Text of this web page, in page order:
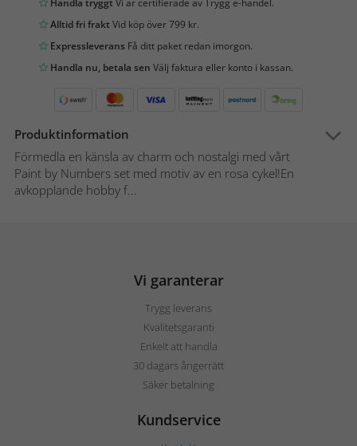
Handla tryggtVi är certifierade av Trygg e-handel.
Alltid fri fraktVid köp över 799 kr.
Expressleverans Få ditt paket redan imorgon.
Handla nu, betala sen Välj faktura eller konto i kassan.
Produktinformation
Förmedla en känsla av charm och nostalgi med vårt
Paint by Numbers set med motiv av en rosa cykel!En
avkopplande hobby f...
Vi garanterar
Trygg leverans
Kvalitetsgaranti
Enkelt att handla
30 dagars ångerrätt
Säker betalning
Kundservice